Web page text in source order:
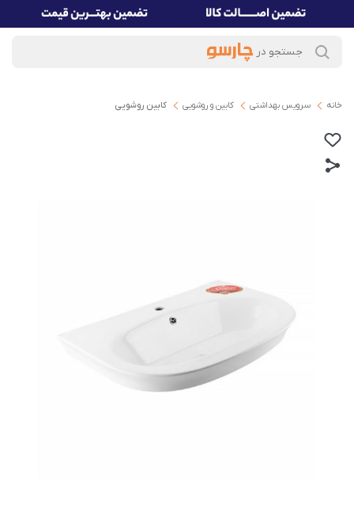
خانه سرویس بهداشتی کابین و روشویی کابین روشویی